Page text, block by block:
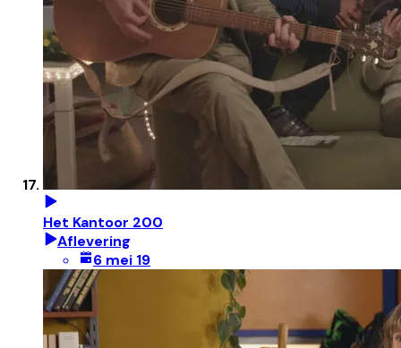
Het Kantoor 200
Aflevering
6 mei 19